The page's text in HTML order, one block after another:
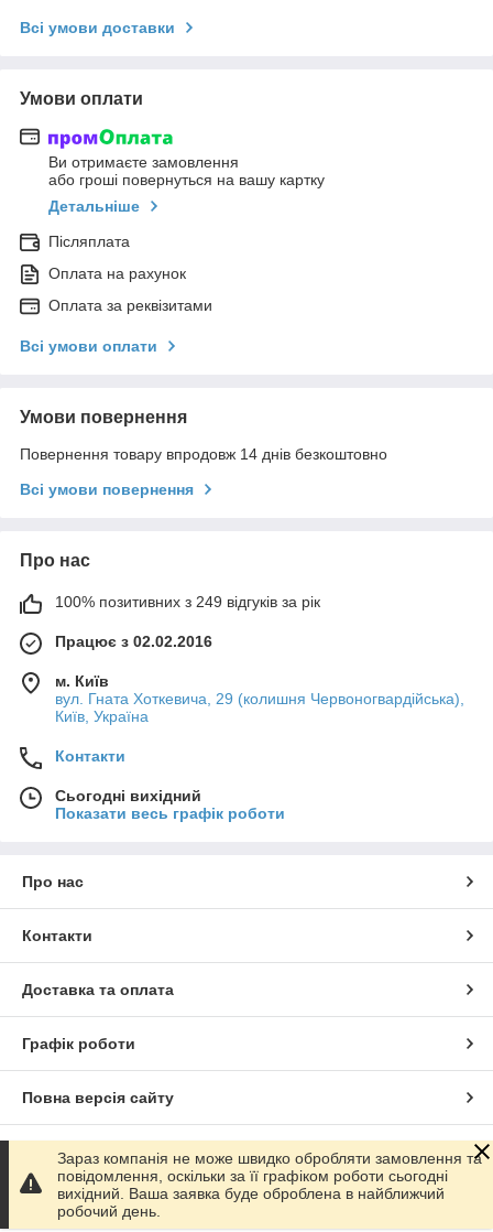
Всі умови доставки
Умови оплати
Ви отримаєте замовлення
або гроші повернуться на вашу картку
Детальніше
Післяплата
Оплата на рахунок
Оплата за реквізитами
Всі умови оплати
Умови повернення
Повернення товару впродовж 14 днів безкоштовно
Всі умови повернення
Про нас
100% позитивних з 249 відгуків за рік
Працює з 02.02.2016
м. Київ
вул. Гната Хоткевича, 29 (колишня Червоногвардійська),
Київ, Україна
Контакти
Сьогодні вихідний
Показати весь графік роботи
Про нас
Контакти
Доставка та оплата
Графік роботи
Повна версія сайту
Сайт створено на маркетплейсіProm.ua
Політика конфіденційності
Зараз компанія не може швидко обробляти замовлення та
повідомлення, оскільки за її графіком роботи сьогодні
вихідний. Ваша заявка буде оброблена в найближчий
робочий день.